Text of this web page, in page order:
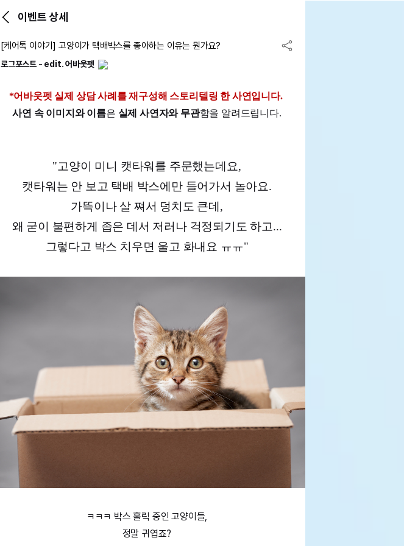
이벤트 상세
[케어톡 이야기] 고양이가 택배박스를 좋아하는 이유는 뭔가요?
로그포스트 - edit. 어바웃펫
*어바웃펫 실제 상담 사례를 재구성해 스토리텔링 한 사연입니다.
사연 속 이미지와 이름은 실제 사연자와 무관함을 알려드립니다.
"고양이 미니 캣타워를 주문했는데요,
캣타워는 안 보고 택배 박스에만 들어가서 놀아요.
가뜩이나 살 쪄서 덩치도 큰데,
왜 굳이 불편하게 좁은 데서 저러나 걱정되기도 하고...
그렇다고 박스 치우면 울고 화내요 ㅠㅠ"
ㅋㅋㅋ 박스 홀릭 중인 고양이들,
정말 귀엽죠?